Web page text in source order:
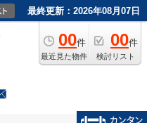
最終更新：2026年08月07日
00件
最近見た物件
00件
検討リスト